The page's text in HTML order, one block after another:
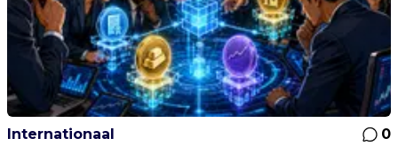
Internationaal
0